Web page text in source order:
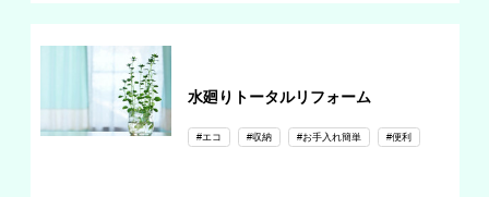
水廻りトータルリフォーム
#エコ #収納 #お手入れ簡単 #便利